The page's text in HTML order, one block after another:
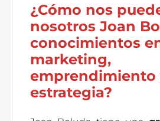
¿Cómo nos
nosotros Joan
conocimientos
marketing,
emprendimiento
estrategia?